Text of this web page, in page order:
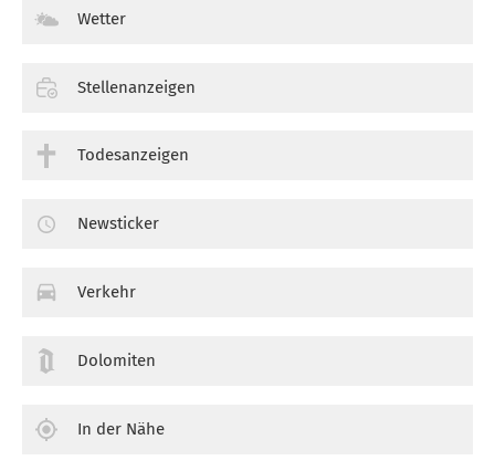
Wetter
Stellenanzeigen
Todesanzeigen
Newsticker
Verkehr
Dolomiten
In der Nähe